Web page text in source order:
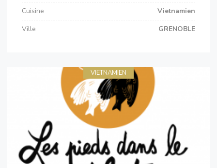
Cuisine
Vietnamien
Ville
GRENOBLE
VIETNAMIEN